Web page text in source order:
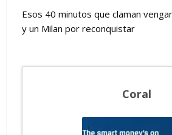
Esos 40 minutos que claman
y un Milan por reconquistar
Coral